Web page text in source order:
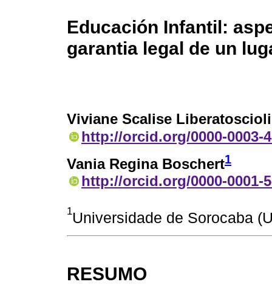
Educación Infantil:
garantia legal de un
Viviane Scalise
http://orcid.org/0000-0003-
Vania Regina Boschert1
http://orcid.org/0000-0001-
1Universidade de Sorocaba
RESUMO